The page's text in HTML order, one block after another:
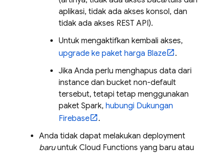
aplikasi, tidak ada akses konsol, dan
tidak ada akses REST API).
Untuk mengaktifkan kembali akses,
upgrade ke paket harga Blaze
.
Jika Anda perlu menghapus data dari
instance dan bucket non-default
tersebut, tetapi tetap menggunakan
paket Spark, hubungi Dukungan
Firebase
.
Anda tidak dapat melakukan deployment
baruuntuk Cloud Functions yang baru atau